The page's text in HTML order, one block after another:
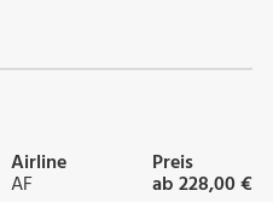
Airline
AF
Preis
ab 228,00 €